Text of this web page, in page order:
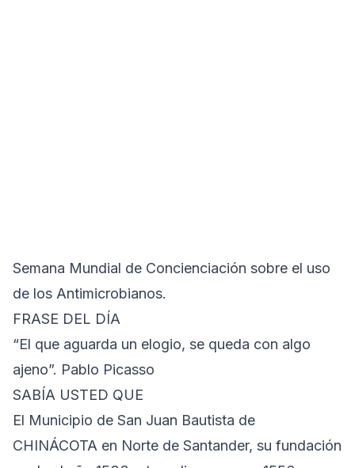
Semana Mundial de Concienciación sobre el uso
de los Antimicrobianos.
FRASE DEL DÍA
“El que aguarda un elogio, se queda con algo
ajeno”. Pablo Picasso
SABÍA USTED QUE
El Municipio de San Juan Bautista de
CHINÁCOTA en Norte de Santander, su fundación